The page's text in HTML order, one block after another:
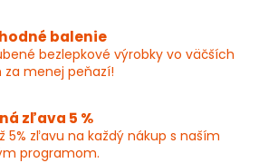
balenie
bezlepkové výrobky vo väčších
za menej peňazí!
zľava 5 %
5% zľavu na každý nákup s naším
programom.